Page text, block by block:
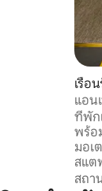
เรือ
แอน
สวย
ที่พัก
พร้อ
มอเ
สแต
ควา
สถา